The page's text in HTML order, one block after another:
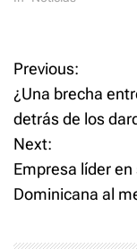
P
o
s
t
Previous:
¿Una brecha
detrás de los
Next:
Empresa líder
Dominicana al